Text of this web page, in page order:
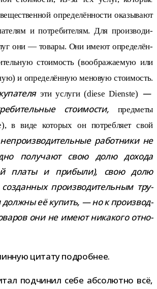
опре­де­лён­но­сти ока­зы­вают
и потре­би­те­лям. Для про­из­во­ди­
они — товары. Они имеют опре­де­лён­
сто­и­мость (вооб­ра­жа­е­мую или
и опре­де­лён­ную мено­вую сто­и­мость.
эти услуги(diese Dienste) —
сто­и­мо­сти,
пред­меты
в виде кото­рых он потреб­ляет свой
работ­ники не
полу­чают свою долю дохода
платы и при­были), свою долю
создан­ных про­из­во­ди­тель­ным тру­
её купить, — но к про­из­вод­
они не имеют ника­кого отно­
цитату подробнее.
под­чи­нил себе абсо­лютно всё,